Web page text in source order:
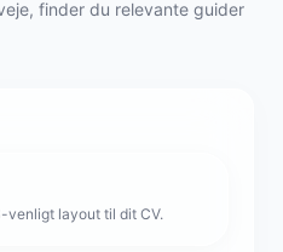
finder du relevante guider
venligt layout til dit CV.